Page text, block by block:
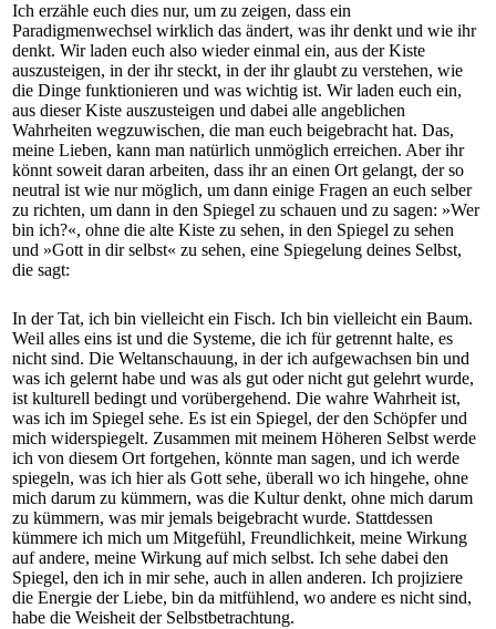
Ich erzähle euch dies nur, um zu zeigen, dass ein
Paradigmenwechsel wirklich das ändert, was ihr denkt und wie ihr
denkt. Wir laden euch also wieder einmal ein, aus der Kiste
auszusteigen, in der ihr steckt, in der ihr glaubt zu verstehen, wie
die Dinge funktionieren und was wichtig ist. Wir laden euch ein,
aus dieser Kiste auszusteigen und dabei alle angeblichen
Wahrheiten wegzuwischen, die man euch beigebracht hat. Das,
meine Lieben, kann man natürlich unmöglich erreichen. Aber ihr
könnt soweit daran arbeiten, dass ihr an einen Ort gelangt, der so
neutral ist wie nur möglich, um dann einige Fragen an euch selber
zu richten, um dann in den Spiegel zu schauen und zu sagen: »Wer
bin ich?«, ohne die alte Kiste zu sehen, in den Spiegel zu sehen
und »Gott in dir selbst« zu sehen, eine Spiegelung deines Selbst,
die sagt:
In der Tat, ich bin vielleicht ein Fisch. Ich bin vielleicht ein Baum.
Weil alles eins ist und die Systeme, die ich für getrennt halte, es
nicht sind. Die Weltanschauung, in der ich aufgewachsen bin und
was ich gelernt habe und was als gut oder nicht gut gelehrt wurde,
ist kulturell bedingt und vorübergehend. Die wahre Wahrheit ist,
was ich im Spiegel sehe. Es ist ein Spiegel, der den Schöpfer und
mich widerspiegelt. Zusammen mit meinem Höheren Selbst werde
ich von diesem Ort fortgehen, könnte man sagen, und ich werde
spiegeln, was ich hier als Gott sehe, überall wo ich hingehe, ohne
mich darum zu kümmern, was die Kultur denkt, ohne mich darum
zu kümmern, was mir jemals beigebracht wurde. Stattdessen
kümmere ich mich um Mitgefühl, Freundlichkeit, meine Wirkung
auf andere, meine Wirkung auf mich selbst. Ich sehe dabei den
Spiegel, den ich in mir sehe, auch in allen anderen. Ich projiziere
die Energie der Liebe, bin da mitfühlend, wo andere es nicht sind,
habe die Weisheit der Selbstbetrachtung.